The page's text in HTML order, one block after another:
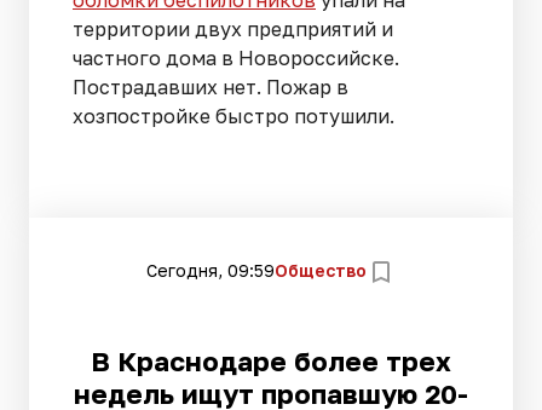
территории двух предприятий и
частного дома в Новороссийске.
Пострадавших нет. Пожар в
хозпостройке быстро потушили.
Сегодня, 09:59Общество
В Краснодаре более трех
недель ищут пропавшую 20-